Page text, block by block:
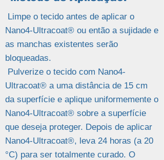
Limpe o tecido antes de aplicar o
Nano4-Ultracoat® ou então a sujidade e
as manchas existentes serão
bloqueadas.
Pulverize o tecido com Nano4-
Ultracoat® a uma distância de 15 cm
da superfície e aplique uniformemente o
Nano4-Ultracoat® sobre a superfície
que deseja proteger. Depois de aplicar
Nano4-Ultracoat®, leva 24 horas (a 20
°C) para ser totalmente curado. O